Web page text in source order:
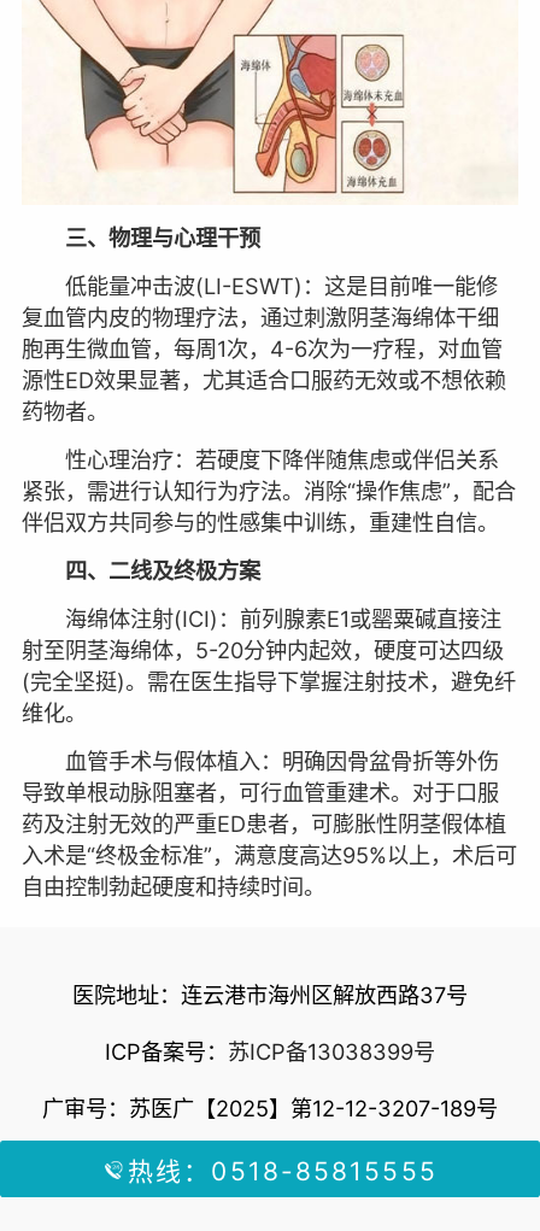
三、物理与心理干预
低能量冲击波(LI-ESWT)：这是目前唯一能修
复血管内皮的物理疗法，通过刺激阴茎海绵体干细
胞再生微血管，每周1次，4-6次为一疗程，对血管
源性ED效果显著，尤其适合口服药无效或不想依赖
药物者。
性心理治疗：若硬度下降伴随焦虑或伴侣关系
紧张，需进行认知行为疗法。消除“操作焦虑”，配合
伴侣双方共同参与的性感集中训练，重建性自信。
四、二线及终极方案
海绵体注射(ICI)：前列腺素E1或罂粟碱直接注
射至阴茎海绵体，5-20分钟内起效，硬度可达四级
(完全坚挺)。需在医生指导下掌握注射技术，避免纤
维化。
血管手术与假体植入：明确因骨盆骨折等外伤
导致单根动脉阻塞者，可行血管重建术。对于口服
药及注射无效的严重ED患者，可膨胀性阴茎假体植
入术是“终极金标准”，满意度高达95%以上，术后可
自由控制勃起硬度和持续时间。
医院地址：连云港市海州区解放西路37号
ICP备案号： 苏ICP备13038399号
广审号：苏医广【2025】第12-12-3207-189号
热线：0518-85815555